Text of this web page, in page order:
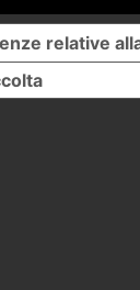
relative